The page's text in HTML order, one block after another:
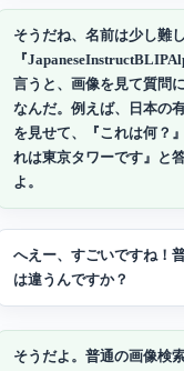
そうだね、名前は少し難し
『
言うと、画像を見て質問
なんだ。例えば、日本の
を見せて、『これは何？
れは東京タワーです』と
よ。
へえー、すごいですね！
は違うんですか？
そうだよ。普通の画像検